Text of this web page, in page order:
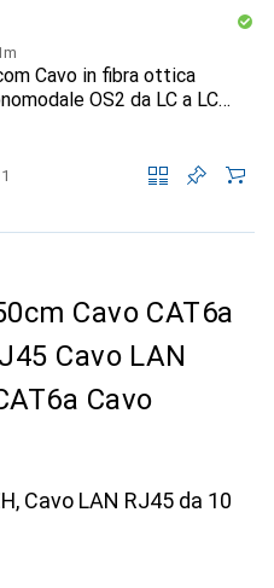
Cavo in fibra ottica
OS2 da LC a LC
9/125µm, 40G/100G
1
Cavo CAT6a
Cavo LAN
Cavo
Cavo LAN RJ45 da 10